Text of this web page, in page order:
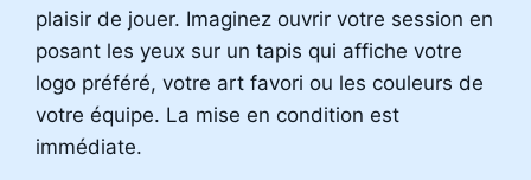
plaisir de jouer. Imaginez ouvrir votre session en
posant les yeux sur un tapis qui affiche votre
logo préféré, votre art favori ou les couleurs de
votre équipe. La mise en condition est
immédiate.